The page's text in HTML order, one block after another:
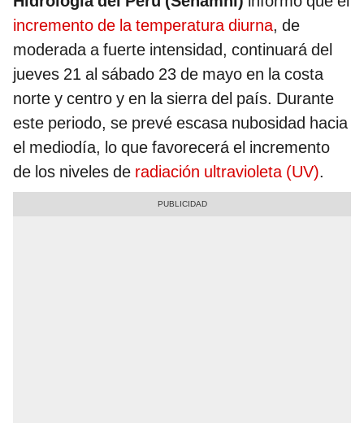
incremento de la temperatura diurna, de
moderada a fuerte intensidad, continuará del
jueves 21 al sábado 23 de mayo en la costa
norte y centro y en la sierra del país. Durante
este periodo, se prevé escasa nubosidad hacia
el mediodía, lo que favorecerá el incremento
de los niveles de radiación ultravioleta (UV).